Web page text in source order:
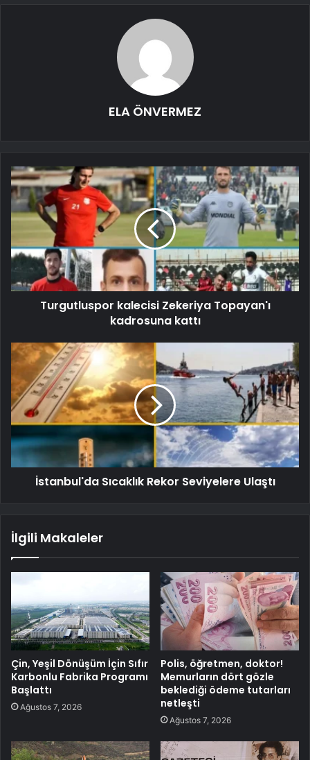
ELA ÖNVERMEZ
Turgutluspor kalecisi Zekeriya Topayan'ı
kadrosuna kattı
İstanbul'da Sıcaklık Rekor Seviyelere Ulaştı
İlgili Makaleler
Çin, Yeşil Dönüşüm İçin Sıfır
Karbonlu Fabrika Programı
Başlattı
Ağustos 7, 2026
Polis, öğretmen, doktor!
Memurların dört gözle
beklediği ödeme tutarları
netleşti
Ağustos 7, 2026